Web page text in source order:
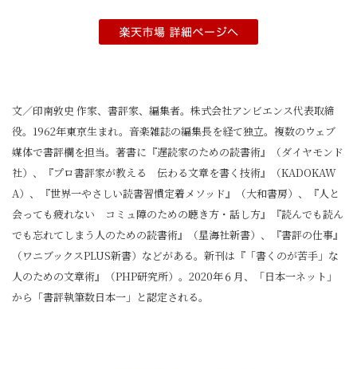
文／印南敦史 作家、書評家、編集者。株式会社アンビエンス代表取締
役。1962年東京生まれ。音楽雑誌の編集長を経て独立。複数のウェブ
媒体で書評欄を担当。著書に『遅読家のための読書術』（ダイヤモンド
社）、『プロ書評家が教える 伝わる文章を書く技術』（KADOKAW
A）、『世界一やさしい読書習慣定着メソッド』（大和書房）、『人と
会っても疲れない コミュ障のための聴き方・話し方』『読んでも読ん
でも忘れてしまう人のための読書術』（星海社新書）、『書評の仕事』
（ワニブックスPLUS新書）などがある。新刊は『「書くのが苦手」な
人のための文章術』（PHP研究所）。2020年６月、「日本一ネット」
から「書評執筆数日本一」と認定される。